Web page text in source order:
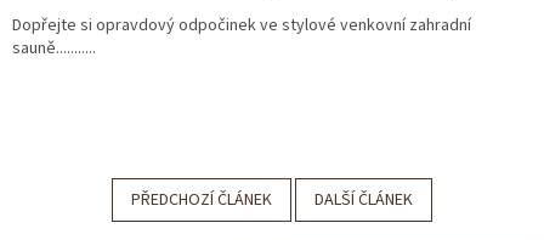
Dopřejte si opravdový odpočinek ve stylové venkovní zahradní
sauně...........
PŘEDCHOZÍ ČLÁNEK DALŠÍ ČLÁNEK